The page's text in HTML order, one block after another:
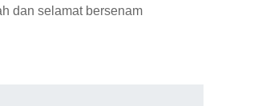
dan selamat bersenam